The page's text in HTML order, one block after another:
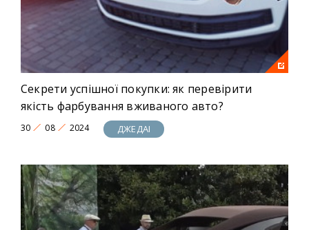
Секрети успішної покупки: як перевірити
якість фарбування вживаного авто?
30 08 2024 ДЖЕДАІ